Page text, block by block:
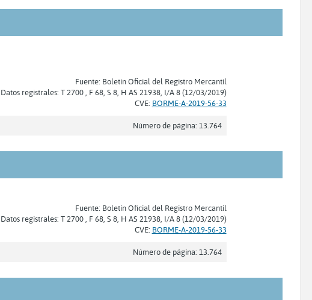
Fuente: Boletín Oficial del Registro Mercantil
Datos registrales: T 2700 , F 68, S 8, H AS 21938, I/A 8 (12/03/2019)
CVE: BORME-A-2019-56-33
Número de página: 13.764
Fuente: Boletín Oficial del Registro Mercantil
Datos registrales: T 2700 , F 68, S 8, H AS 21938, I/A 8 (12/03/2019)
CVE: BORME-A-2019-56-33
Número de página: 13.764